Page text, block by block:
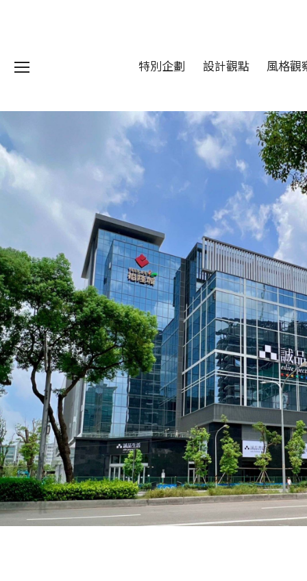
目 Services
藏 Cover Archives
們 Contact Us
特別企劃 設計觀點 風格觀